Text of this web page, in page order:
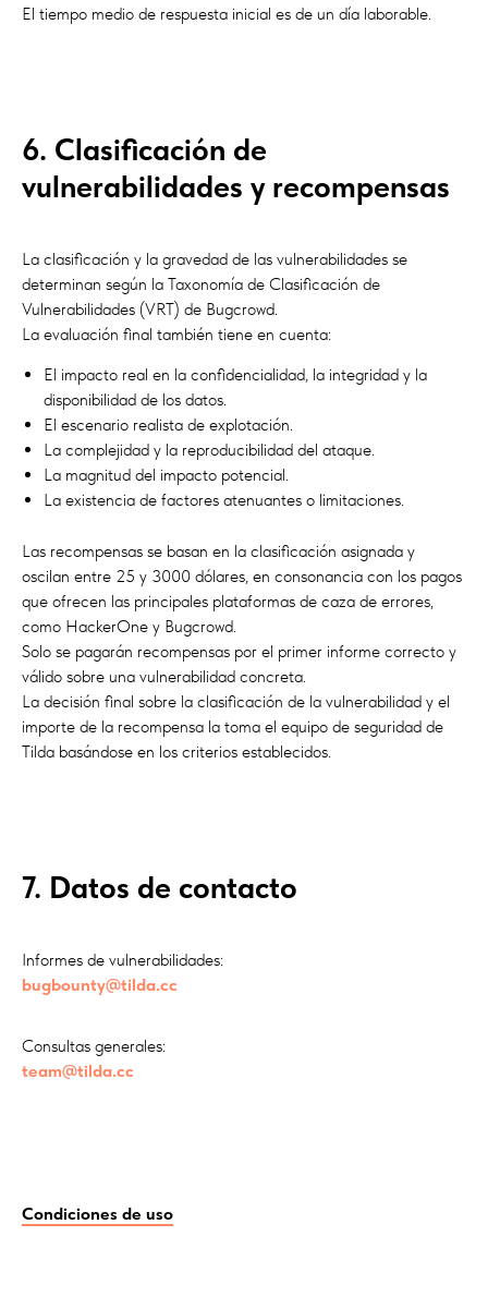
El tiempo medio de respuesta inicial es de un día laborable.
6. Clasificación de
vulnerabilidades y recompensas
La clasificación y la gravedad de las vulnerabilidades se
determinan según la Taxonomía de Clasificación de
Vulnerabilidades (VRT) de Bugcrowd.
La evaluación final también tiene en cuenta:
El impacto real en la confidencialidad, la integridad y la
disponibilidad de los datos.
El escenario realista de explotación.
La complejidad y la reproducibilidad del ataque.
La magnitud del impacto potencial.
La existencia de factores atenuantes o limitaciones.
Las recompensas se basan en la clasificación asignada y
oscilan entre 25 y 3000 dólares, en consonancia con los pagos
que ofrecen las principales plataformas de caza de errores,
como HackerOne y Bugcrowd.
Solo se pagarán recompensas por el primer informe correcto y
válido sobre una vulnerabilidad concreta.
La decisión final sobre la clasificación de la vulnerabilidad y el
importe de la recompensa la toma el equipo de seguridad de
Tilda basándose en los criterios establecidos.
7. Datos de contacto
Informes de vulnerabilidades:
bugbounty@tilda.cc
Consultas generales:
team@tilda.cc
Condiciones de uso